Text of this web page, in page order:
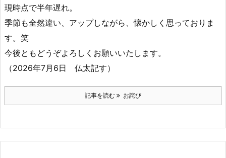
現時点で半年遅れ。
季節も全然違い、アップしながら、懐かしく思っておりま
す。笑
今後ともどうぞよろしくお願いいたします。
（2026年7月6日 仏太記す）
記事を読む お詫び